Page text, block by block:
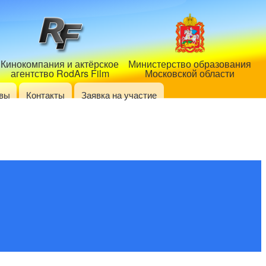
Кинокомпания и актёрское
агентство RodArs Film
Министерство образования
Московской области
Контакты Заявка на участие